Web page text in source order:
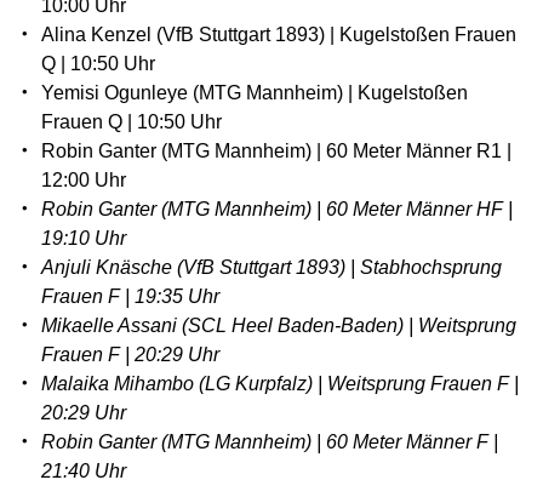
10:00 Uhr
Alina Kenzel (VfB Stuttgart 1893) | Kugelstoßen Frauen
Q | 10:50 Uhr
Yemisi Ogunleye (MTG Mannheim) | Kugelstoßen
Frauen Q | 10:50 Uhr
Robin Ganter (MTG Mannheim) | 60 Meter Männer R1 |
12:00 Uhr
Robin Ganter (MTG Mannheim) | 60 Meter Männer HF |
19:10 Uhr
Anjuli Knäsche (VfB Stuttgart 1893) | Stabhochsprung
Frauen F | 19:35 Uhr
Mikaelle Assani (SCL Heel Baden-Baden) | Weitsprung
Frauen F | 20:29 Uhr
Malaika Mihambo (LG Kurpfalz) | Weitsprung Frauen F |
20:29 Uhr
Robin Ganter (MTG Mannheim) | 60 Meter Männer F |
21:40 Uhr